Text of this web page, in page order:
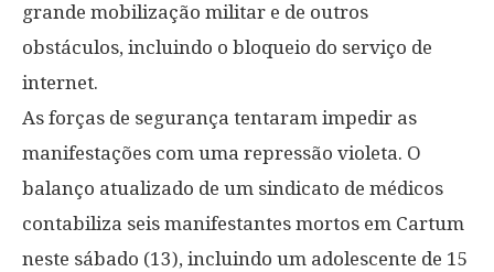
grande mobilização militar e de outros
obstáculos, incluindo o bloqueio do serviço de
internet.
As forças de segurança tentaram impedir as
manifestações com uma repressão violeta. O
balanço atualizado de um sindicato de médicos
contabiliza seis manifestantes mortos em Cartum
neste sábado (13), incluindo um adolescente de 15